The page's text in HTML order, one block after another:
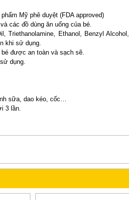
Mỹ phê duyệt (FDA approved)
các đồ dùng ăn uống của bé.
Triethanolamine, Ethanol, Benzyl Alcohol,
khi sử dụng.
được an toàn và sạch sẽ.
dụng.
sữa, dao kéo, cốc…
3 lần.